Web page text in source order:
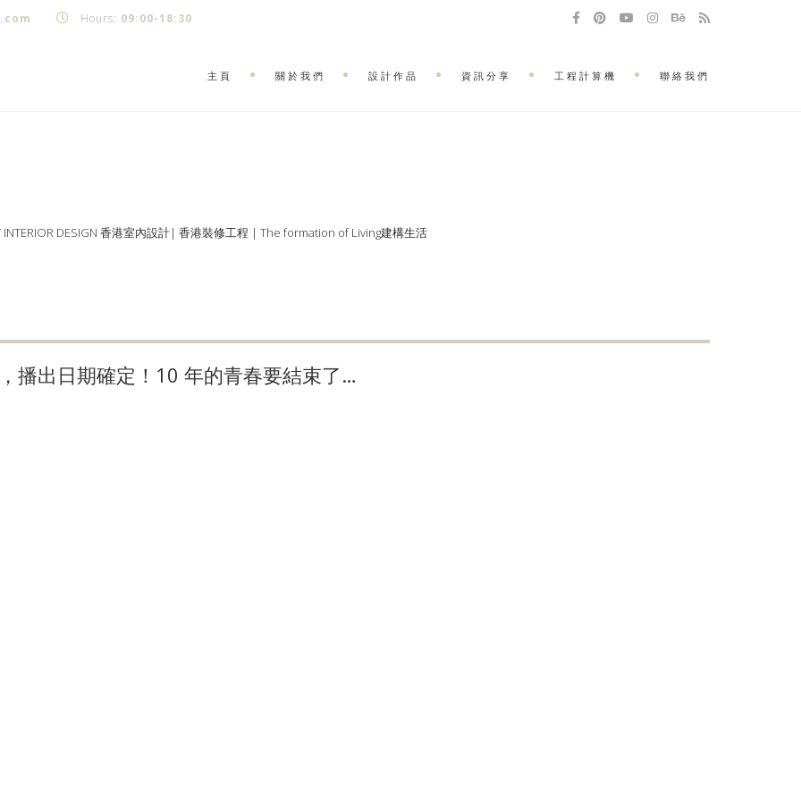
Hours: 09:00-18:30
主頁 關於我們 設計作品 資訊分享 工程計算機 聯絡我們
INTERIOR DESIGN 香港室內設計| 香港裝修工程 | The formation of Living建構生活
播出日期確定！10 年的青春要結束了…